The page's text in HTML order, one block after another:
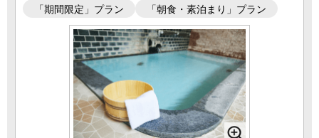
「期間限定」プラン 「朝食・素泊まり」プラン